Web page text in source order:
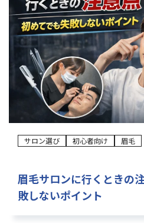
サロン選び 初心者向け 眉毛
眉毛サロンに行くときの
敗しないポイント